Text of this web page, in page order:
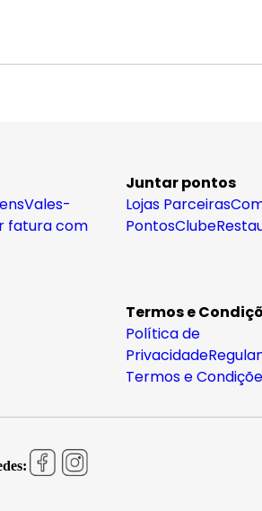
Vales-
fatura com
Juntar pontos
Lojas Parceiras
PontosClube
Termos e
Política de
Privacidade
Termos e